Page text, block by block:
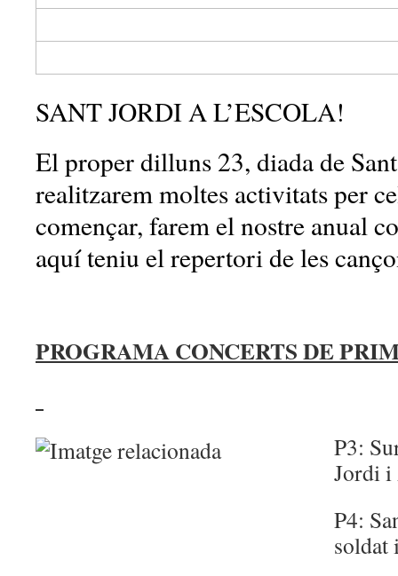
SANT JORDI A L’ESCOLA!
El proper dilluns 23, diada de
realitzarem moltes activitats per
començar, farem el nostre anual
aquí teniu el repertori de les
PROGRAMA CONCERTS DE
P3:
Jordi i
P4: